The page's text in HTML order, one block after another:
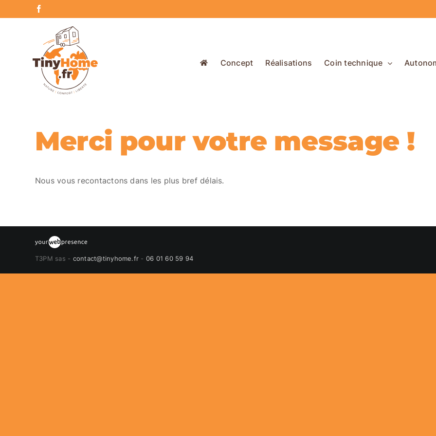
to
Concept Réalisations Coin technique
Merci pour votre message !
Nous vous recontactons dans les plus bref délais.
T3PM sas - contact@tinyhome.fr - 06 01 60 59 94